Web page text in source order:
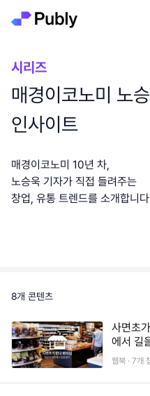
시리즈
매경이코노미 노
인사이트
매경이코노미 10년 차,
노승욱 기자가 직접 들려주는
창업, 유통 트렌드를 소개합니
8개 콘텐츠
사면초
에서 길
웹북 · 7개